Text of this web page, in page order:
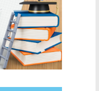
11/6/2024)